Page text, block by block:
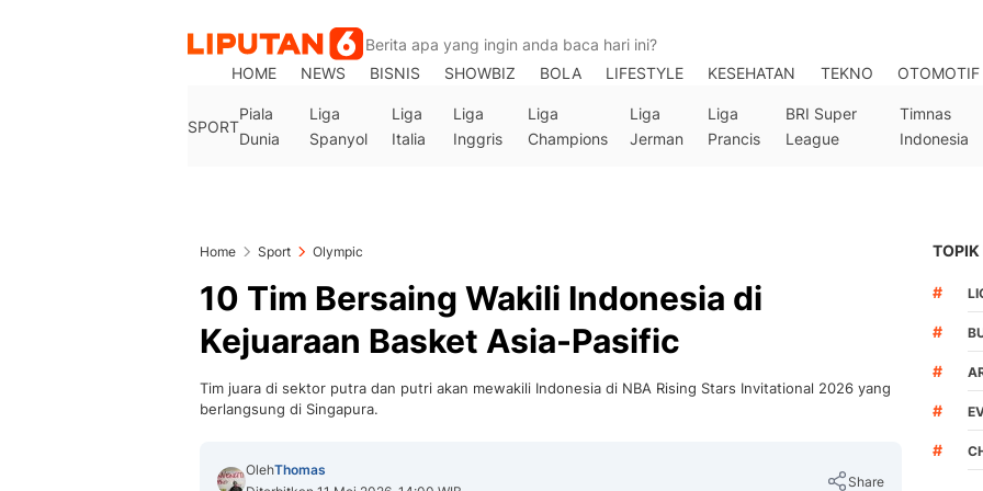
HOME
NEWS BISNIS SHOWBIZ BOLA LIFESTYLE KESEHATAN TEKNO OTOMOTIF
SPORT
Piala
Dunia
Liga
Spanyol
Liga
Italia
Liga
Inggris
Liga
Champions
Liga
Jerman
Liga
Prancis
BRI Super
League
Timnas
Indonesia
Home Sport Olympic
10 Tim Bersaing Wakili Indonesia di
Kejuaraan Basket Asia-Pasific
Tim juara di sektor putra dan putri akan mewakili Indonesia di NBA Rising Stars Invitational 2026 yang
berlangsung di Singapura.
OlehThomas
Share
TOPIK
#
#
#
#
#